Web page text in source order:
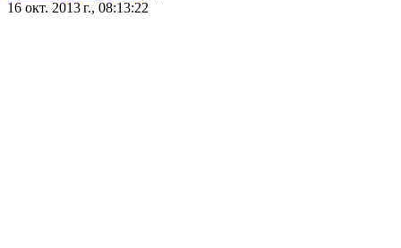
16 окт. 2013 г., 08:13:22